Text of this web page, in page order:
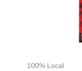
100% Local